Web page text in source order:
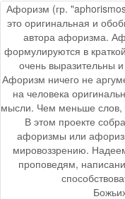
Афоризм (гр.
это оригинальная и
автора афоризма.
формулируются в
очень выразительны
Афоризм ничего не
на человека
мысли. Чем меньше слов,
В этом проекте
афоризмы или
мировоззрению.
проповедям,